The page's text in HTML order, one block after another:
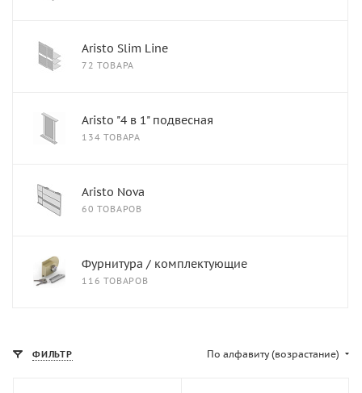
Aristo Slim Line
72 ТОВАРА
Aristo "4 в 1" подвесная
134 ТОВАРА
Aristo Nova
60 ТОВАРОВ
Фурнитура / комплектующие
116 ТОВАРОВ
ФИЛЬТР По алфавиту (возрастание)